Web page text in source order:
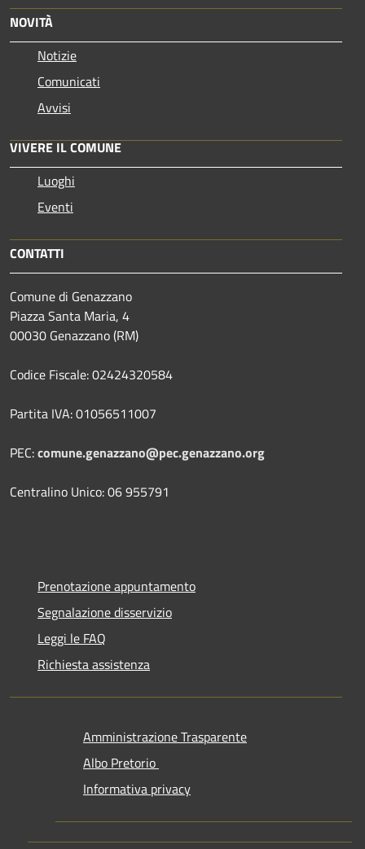
NOVITÀ
Notizie
Comunicati
Avvisi
VIVERE IL COMUNE
Luoghi
Eventi
CONTATTI
Comune di Genazzano
Piazza Santa Maria, 4
00030 Genazzano (RM)
Codice Fiscale: 02424320584
Partita IVA: 01056511007
PEC:comune.genazzano@pec.genazzano.org
Centralino Unico: 06 955791
Prenotazione appuntamento
Segnalazione disservizio
Leggi le FAQ
Richiesta assistenza
Amministrazione Trasparente
Albo Pretorio
Informativa privacy